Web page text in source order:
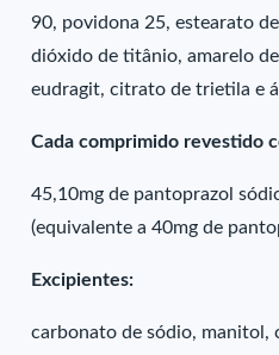
90, povidona 25, estearato
dióxido de titânio, amarelo
eudragit, citrato de trietila e
Cada comprimido revestido
45,10mg de pantoprazol
(equivalente a 40mg de
Excipientes:
carbonato de sódio, manitol,